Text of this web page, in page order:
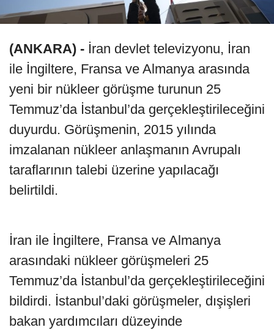
(ANKARA) - İran devlet televizyonu, İran
ile İngiltere, Fransa ve Almanya arasında
yeni bir nükleer görüşme turunun 25
Temmuz’da İstanbul’da gerçekleştirileceğini
duyurdu. Görüşmenin, 2015 yılında
imzalanan nükleer anlaşmanın Avrupalı
taraflarının talebi üzerine yapılacağı
belirtildi.
İran ile İngiltere, Fransa ve Almanya
arasındaki nükleer görüşmeleri 25
Temmuz’da İstanbul’da gerçekleştirileceğini
bildirdi. İstanbul’daki görüşmeler, dışişleri
bakan yardımcıları düzeyinde